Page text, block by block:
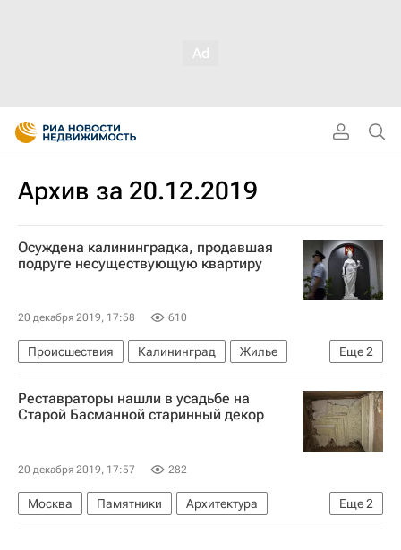
Архив за 20.12.2019
Осуждена калининградка, продавшая
подруге несуществующую квартиру
20 декабря 2019, 17:58 610
Еще2
Происшествия Калининград
Жилье
Сделки
Криминал
Реставраторы нашли в усадьбе на
Старой Басманной старинный декор
20 декабря 2019, 17:57 282
Еще2
Москва Памятники
Архитектура
Реставрация
Усадьба